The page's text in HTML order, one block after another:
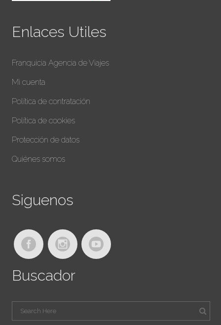
Enlaces Utiles
Franquicia Agencia de Viajes
Mi cuenta
Política de contratación
Política de cookies
Protección de datos
Quiénes somos
Siguenos
Buscador